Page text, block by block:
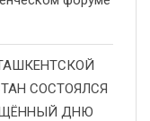
СОСТОЯЛСЯ
ДНЮ